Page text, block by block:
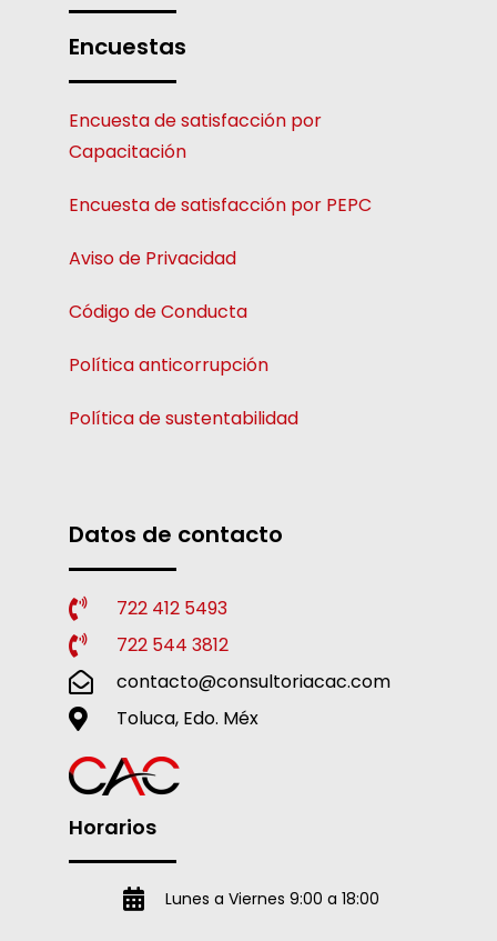
Encuestas
Encuesta de satisfacción por
Capacitación
Encuesta de satisfacción por PEPC
Aviso de Privacidad
Código de Conducta
Política anticorrupción
Política de sustentabilidad
Datos de contacto
722 412 5493
722 544 3812
contacto@consultoriacac.com
Toluca, Edo. Méx
Horarios
Lunes a Viernes 9:00 a 18:00